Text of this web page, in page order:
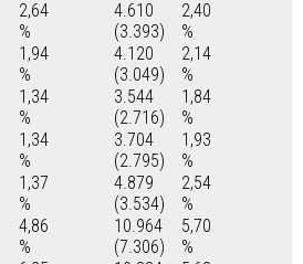
2,64
%
4.610
(3.393)
2,40
%
1,94
%
4.120
(3.049)
2,14
%
1,34
%
3.544
(2.716)
1,84
%
1,34
%
3.704
(2.795)
1,93
%
1,37
%
4.879
(3.534)
2,54
%
4,86
%
10.964
(7.306)
5,70
%